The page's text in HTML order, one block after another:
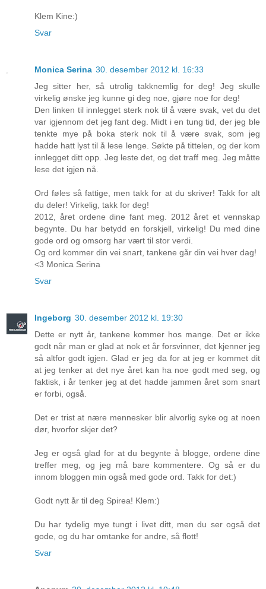
Klem Kine:)
Svar
Monica Serina 30. desember 2012 kl. 16:33
Jeg sitter her, så utrolig takknemlig for deg! Jeg skulle
virkelig ønske jeg kunne gi deg noe, gjøre noe for deg!
Den linken til innlegget sterk nok til å være svak, vet du det
var igjennom det jeg fant deg. Midt i en tung tid, der jeg ble
tenkte mye på boka sterk nok til å være svak, som jeg
hadde hatt lyst til å lese lenge. Søkte på tittelen, og der kom
innlegget ditt opp. Jeg leste det, og det traff meg. Jeg måtte
lese det igjen nå.
Ord føles så fattige, men takk for at du skriver! Takk for alt
du deler! Virkelig, takk for deg!
2012, året ordene dine fant meg. 2012 året et vennskap
begynte. Du har betydd en forskjell, virkelig! Du med dine
gode ord og omsorg har vært til stor verdi.
Og ord kommer din vei snart, tankene går din vei hver dag!
<3 Monica Serina
Svar
Ingeborg 30. desember 2012 kl. 19:30
Dette er nytt år, tankene kommer hos mange. Det er ikke
godt når man er glad at nok et år forsvinner, det kjenner jeg
så altfor godt igjen. Glad er jeg da for at jeg er kommet dit
at jeg tenker at det nye året kan ha noe godt med seg, og
faktisk, i år tenker jeg at det hadde jammen året som snart
er forbi, også.
Det er trist at nære mennesker blir alvorlig syke og at noen
dør, hvorfor skjer det?
Jeg er også glad for at du begynte å blogge, ordene dine
treffer meg, og jeg må bare kommentere. Og så er du
innom bloggen min også med gode ord. Takk for det:)
Godt nytt år til deg Spirea! Klem:)
Du har tydelig mye tungt i livet ditt, men du ser også det
gode, og du har omtanke for andre, så flott!
Svar